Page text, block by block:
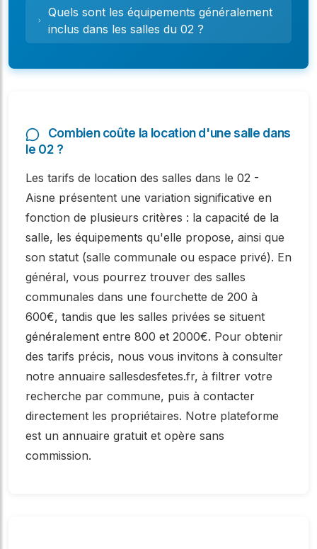
Quels sont les équipements généralement
inclus dans les salles du 02 ?
Combien coûte la location d'une salle dans
le 02 ?
Les tarifs de location des salles dans le 02 -
Aisne présentent une variation significative en
fonction de plusieurs critères : la capacité de la
salle, les équipements qu'elle propose, ainsi que
son statut (salle communale ou espace privé). En
général, vous pourrez trouver des salles
communales dans une fourchette de 200 à
600€, tandis que les salles privées se situent
généralement entre 800 et 2000€. Pour obtenir
des tarifs précis, nous vous invitons à consulter
notre annuaire sallesdesfetes.fr, à filtrer votre
recherche par commune, puis à contacter
directement les propriétaires. Notre plateforme
est un annuaire gratuit et opère sans
commission.